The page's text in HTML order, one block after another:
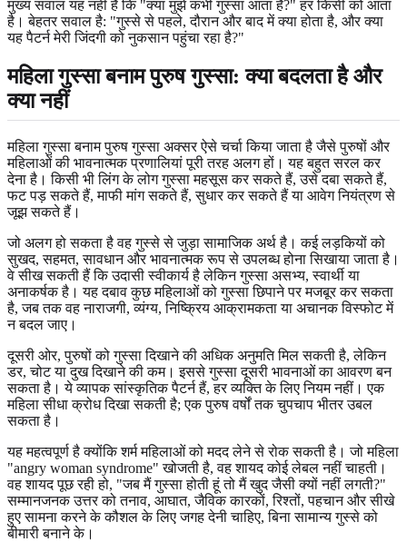
मुख्य सवाल यह नहीं है कि "क्या मुझे कभी गुस्सा आता है?" हर किसी को आता
है। बेहतर सवाल है: "गुस्से से पहले, दौरान और बाद में क्या होता है, और क्या
यह पैटर्न मेरी जिंदगी को नुकसान पहुंचा रहा है?"
महिला गुस्सा बनाम पुरुष गुस्सा: क्या बदलता है और
क्या नहीं
महिला गुस्सा बनाम पुरुष गुस्सा अक्सर ऐसे चर्चा किया जाता है जैसे पुरुषों और
महिलाओं की भावनात्मक प्रणालियां पूरी तरह अलग हों। यह बहुत सरल कर
देना है। किसी भी लिंग के लोग गुस्सा महसूस कर सकते हैं, उसे दबा सकते हैं,
फट पड़ सकते हैं, माफी मांग सकते हैं, सुधार कर सकते हैं या आवेग नियंत्रण से
जूझ सकते हैं।
जो अलग हो सकता है वह गुस्से से जुड़ा सामाजिक अर्थ है। कई लड़कियों को
सुखद, सहमत, सावधान और भावनात्मक रूप से उपलब्ध होना सिखाया जाता है।
वे सीख सकती हैं कि उदासी स्वीकार्य है लेकिन गुस्सा असभ्य, स्वार्थी या
अनाकर्षक है। यह दबाव कुछ महिलाओं को गुस्सा छिपाने पर मजबूर कर सकता
है, जब तक वह नाराजगी, व्यंग्य, निष्क्रिय आक्रामकता या अचानक विस्फोट में
न बदल जाए।
दूसरी ओर, पुरुषों को गुस्सा दिखाने की अधिक अनुमति मिल सकती है, लेकिन
डर, चोट या दुख दिखाने की कम। इससे गुस्सा दूसरी भावनाओं का आवरण बन
सकता है। ये व्यापक सांस्कृतिक पैटर्न हैं, हर व्यक्ति के लिए नियम नहीं। एक
महिला सीधा क्रोध दिखा सकती है; एक पुरुष वर्षों तक चुपचाप भीतर उबल
सकता है।
यह महत्वपूर्ण है क्योंकि शर्म महिलाओं को मदद लेने से रोक सकती है। जो महिला
"angry woman syndrome" खोजती है, वह शायद कोई लेबल नहीं चाहती।
वह शायद पूछ रही हो, "जब मैं गुस्सा होती हूं तो मैं खुद जैसी क्यों नहीं लगती?"
सम्मानजनक उत्तर को तनाव, आघात, जैविक कारकों, रिश्तों, पहचान और सीखे
हुए सामना करने के कौशल के लिए जगह देनी चाहिए, बिना सामान्य गुस्से को
बीमारी बनाने के।